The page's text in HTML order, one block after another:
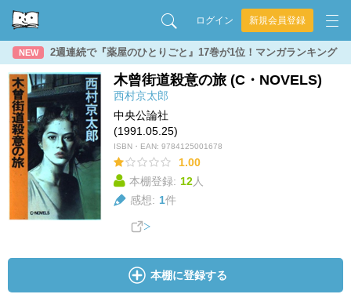
ログイン 新規会員登録
NEW 2週連続で『薬屋のひとりごと』17巻が1位！マンガランキング
木曾街道殺意の旅 (C・NOVELS)
西村京太郎
中央公論社
(1991.05.25)
ISBN・EAN: 9784125001678
1.00
本棚登録: 12人
感想: 1件
本棚に登録する